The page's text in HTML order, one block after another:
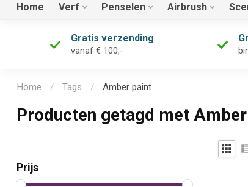
Home Verf Penselen Airbrush
Gratis verzending
vanaf € 100,-
Home / Tags / Amber paint
Producten getagd met
Prijs